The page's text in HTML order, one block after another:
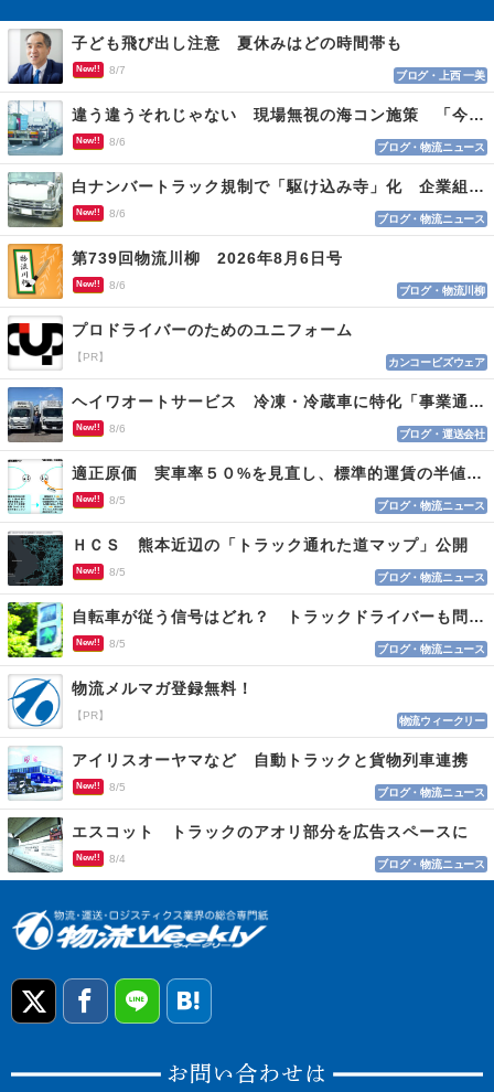
子ども飛び出し注意 夏休みはどの時間帯も
New!! 8/7 ブログ・上西 一美
違う違うそれじゃない 現場無視の海コン施策 「今でも平均２～３時間は待つ」
New!! 8/6 ブログ・物流ニュース
白ナンバートラック規制で「駆け込み寺」化 企業組合が入会基準を見直しへ
New!! 8/6 ブログ・物流ニュース
第739回物流川柳 2026年8月6日号
New!! 8/6 ブログ・物流川柳
プロドライバーのためのユニフォーム
【PR】 カンコービズウェア
ヘイワオートサービス 冷凍・冷蔵車に特化「事業通じ貢献目指す」
New!! 8/6 ブログ・運送会社
適正原価 実車率５０%を見直し、標準的運賃の半値の恐れも
New!! 8/5 ブログ・物流ニュース
ＨＣＳ 熊本近辺の「トラック通れた道マップ」公開
New!! 8/5 ブログ・物流ニュース
自転車が従う信号はどれ？ トラックドライバーも問われる認識
New!! 8/5 ブログ・物流ニュース
物流メルマガ登録無料！
【PR】 物流ウィークリー
アイリスオーヤマなど 自動トラックと貨物列車連携
New!! 8/5 ブログ・物流ニュース
エスコット トラックのアオリ部分を広告スペースに
New!! 8/4 ブログ・物流ニュース